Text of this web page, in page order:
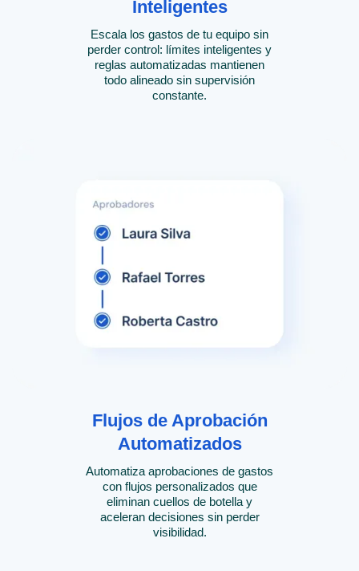
Inteligentes
Escala los gastos de tu equipo sin
perder control: límites inteligentes y
reglas automatizadas mantienen
todo alineado sin supervisión
constante.
Flujos de Aprobación
Automatizados
Automatiza aprobaciones de gastos
con flujos personalizados que
eliminan cuellos de botella y
aceleran decisiones sin perder
visibilidad.